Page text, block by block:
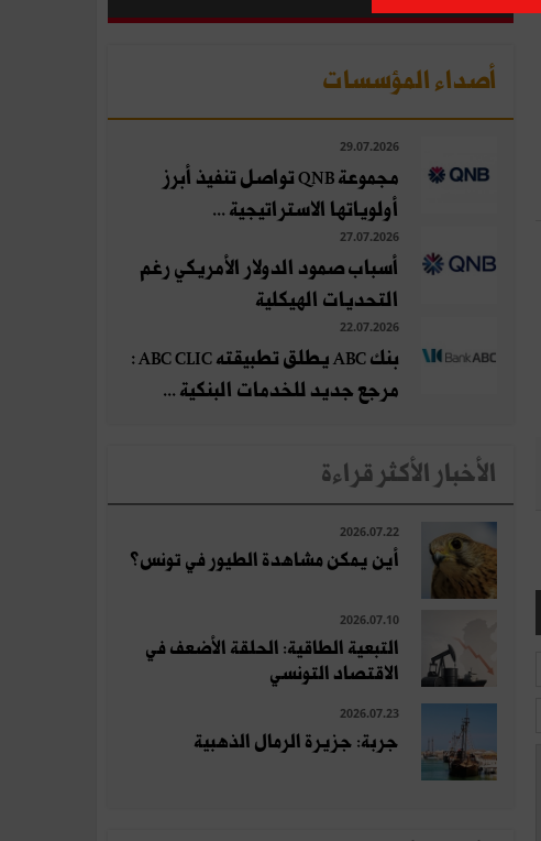
أصداء المؤسسات
29.07.2026
مجموعة QNB تواصل تنفيذ أبرز
أولوياتها الاستراتيجية ...
27.07.2026
أسباب صمود الدولار الأمريكي رغم
التحديات الهيكلية
22.07.2026
بنك ABC يطلق تطبيقته ABC CLIC :
مرجع جديد للخدمات البنكية ...
الأخبار الأكثر قراءة
2026.07.22
أين يمكن مشاهدة الطيور في تونس؟
2026.07.10
التبعية الطاقية: الحلقة الأضعف في
الاقتصاد التونسي
2026.07.23
جربة: جزيرة الرمال الذهبية